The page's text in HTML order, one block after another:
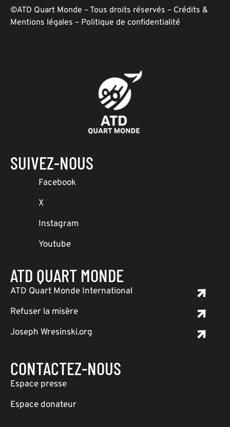
©ATD Quart Monde – Tous droits réservés – Crédits &
Mentions légales – Politique de confidentialité
SUIVEZ-NOUS
Facebook
X
Instagram
Youtube
ATD QUART MONDE
ATD Quart Monde International
Refuser la misère
Joseph Wresinski.org
CONTACTEZ-NOUS
Espace presse
Espace donateur